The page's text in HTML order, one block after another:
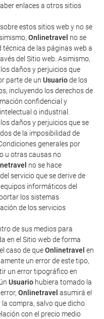
enlaces a otros sitios
estos sitios web y no se
Onlinetravel no se
técnica de las páginas web a
del Sitio web. Asimismo,
daños y perjuicios que
parte de un Usuariode los
incluyendo los derechos de
confidencial y
o industrial.
daños y perjuicios que se
de la imposibilidad de
generales por
u otras causas no
no se hace
servicio que se derive de
informáticos del
los sistemas
de los servicios
de sus medios para
en el Sitio web de forma
caso de queOnlinetravel en
un error de este tipo,
un error tipográfico en
Usuario hubiera tomado la
Onlinetravel asumirá el
compra, salvo que dicho
con el precio medio